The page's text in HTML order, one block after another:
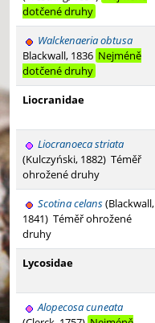
dotčené druhy
Walckenaeria obtusa
Blackwall, 1836 Nejméně
dotčené druhy
Liocranidae
Liocranoeca striata
(Kulczyński, 1882) Téměř
ohrožené druhy
Scotina celans(Blackwall,
1841) Téměř ohrožené
druhy
Lycosidae
Alopecosa cuneata